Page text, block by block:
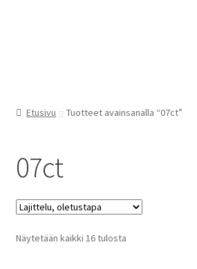
Etusivu Tuotteet avainsanalla “07ct”
07ct
Näytetään kaikki 16 tulosta